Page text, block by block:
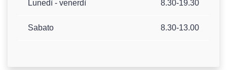
Lunedì - venerdì 8.30-19.30
Sabato 8.30-13.00